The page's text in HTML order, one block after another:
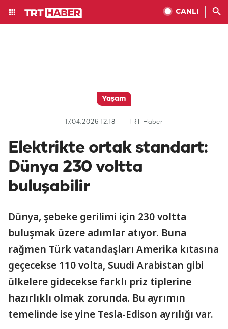
CANLI
Yaşam
TRT Haber
17.04.2026 12:18
Elektrikte ortak standart:
Dünya 230 voltta
buluşabilir
Dünya, şebeke gerilimi için 230 voltta
buluşmak üzere adımlar atıyor. Buna
rağmen Türk vatandaşları Amerika kıtasına
geçecekse 110 volta, Suudi Arabistan gibi
ülkelere gidecekse farklı priz tiplerine
hazırlıklı olmak zorunda. Bu ayrımın
temelinde ise yine Tesla-Edison ayrılığı var.